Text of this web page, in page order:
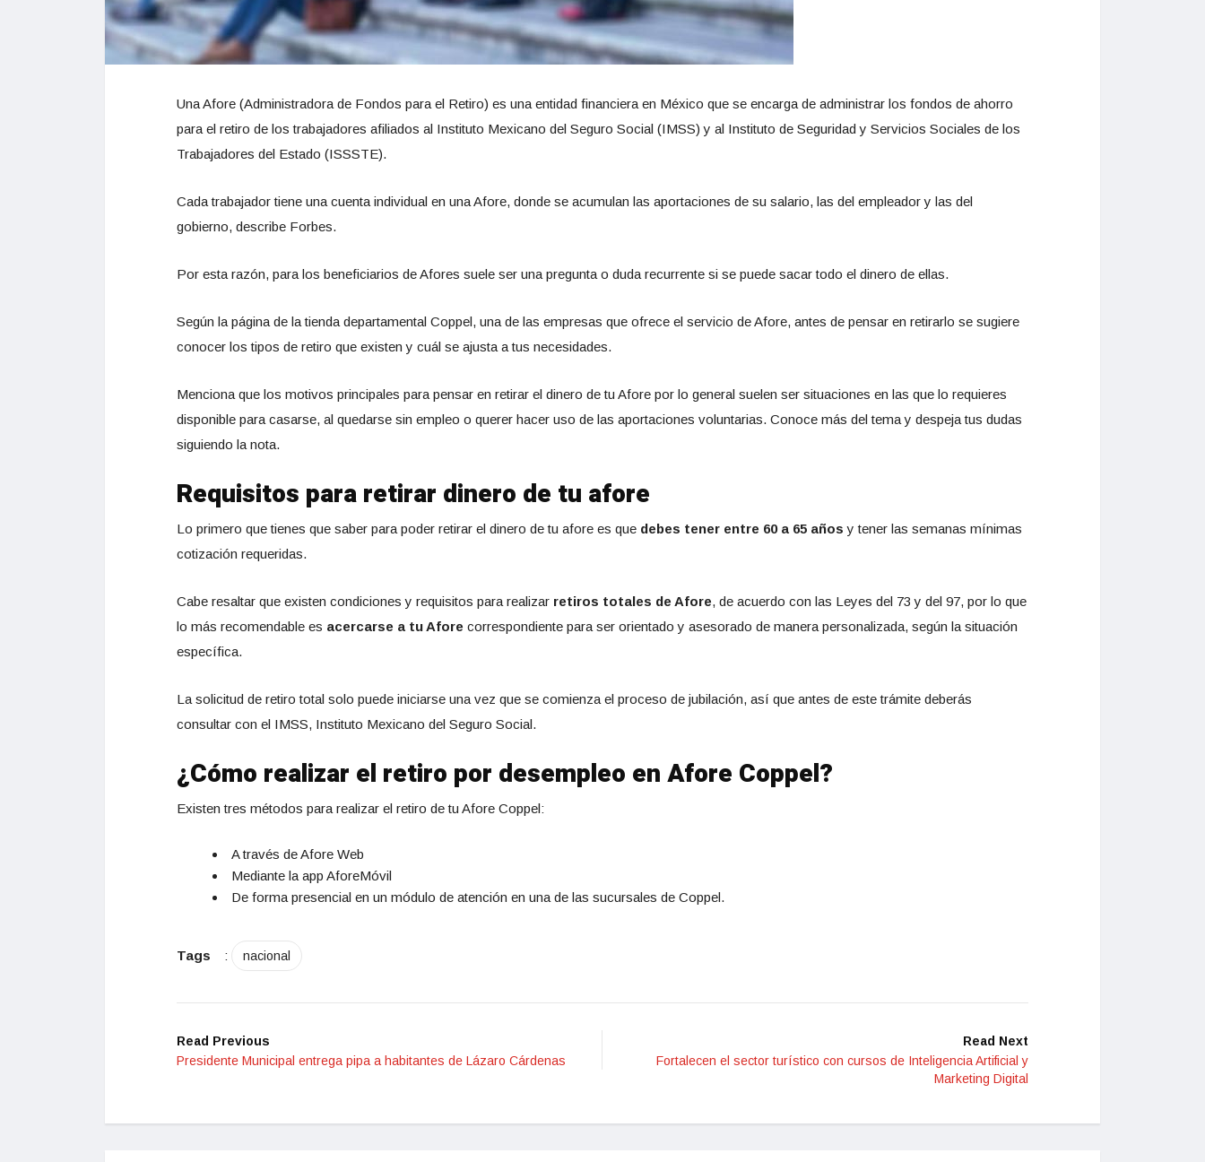
Una Afore (Administradora de Fondos para el Retiro) es una entidad financiera en México que se encarga de administrar los fondos de ahorro
para el retiro de los trabajadores afiliados al Instituto Mexicano del Seguro Social (IMSS) y al Instituto de Seguridad y Servicios Sociales de los
Trabajadores del Estado (ISSSTE).
Cada trabajador tiene una cuenta individual en una Afore, donde se acumulan las aportaciones de su salario, las del empleador y las del
gobierno, describe Forbes.
Por esta razón, para los beneficiarios de Afores suele ser una pregunta o duda recurrente si se puede sacar todo el dinero de ellas.
Según la página de la tienda departamental Coppel, una de las empresas que ofrece el servicio de Afore, antes de pensar en retirarlo se sugiere
conocer los tipos de retiro que existen y cuál se ajusta a tus necesidades.
Menciona que los motivos principales para pensar en retirar el dinero de tu Afore por lo general suelen ser situaciones en las que lo requieres
disponible para casarse, al quedarse sin empleo o querer hacer uso de las aportaciones voluntarias. Conoce más del tema y despeja tus dudas
siguiendo la nota.
Requisitos para retirar dinero de tu afore
Lo primero que tienes que saber para poder retirar el dinero de tu afore es que debes tener entre 60 a 65 años y tener las semanas mínimas
cotización requeridas.
Cabe resaltar que existen condiciones y requisitos para realizar retiros totales de Afore, de acuerdo con las Leyes del 73 y del 97, por lo que
lo más recomendable es acercarse a tu Afore correspondiente para ser orientado y asesorado de manera personalizada, según la situación
específica.
La solicitud de retiro total solo puede iniciarse una vez que se comienza el proceso de jubilación, así que antes de este trámite deberás
consultar con el IMSS, Instituto Mexicano del Seguro Social.
¿Cómo realizar el retiro por desempleo en Afore Coppel?
Existen tres métodos para realizar el retiro de tu Afore Coppel:
A través de Afore Web
Mediante la app AforeMóvil
De forma presencial en un módulo de atención en una de las sucursales de Coppel.
Tags : nacional
Read Previous
Presidente Municipal entrega pipa a habitantes de Lázaro Cárdenas
Read Next
Fortalecen el sector turístico con cursos de Inteligencia Artificial y
Marketing Digital